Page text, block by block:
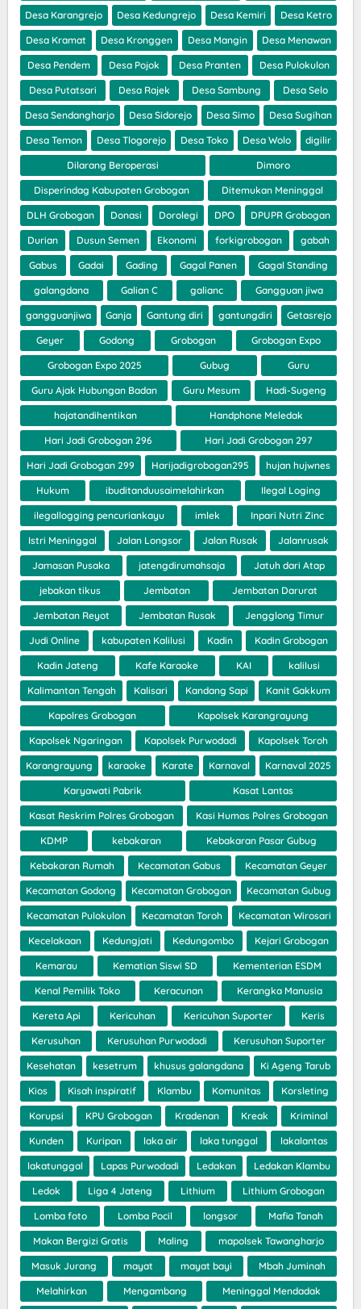
Desa Karangrejo Desa Kedungrejo Desa Kemiri Desa Ketro
Desa Kramat Desa Kronggen Desa Mangin Desa Menawan
Desa Pendem Desa Pojok Desa Pranten Desa Pulokulon
Desa Putatsari Desa Rajek Desa Sambung Desa Selo
Desa Sendangharjo Desa Sidorejo Desa Simo Desa Sugihan
Desa Temon Desa Tlogorejo Desa Toko Desa Wolo digilir
Dilarang Beroperasi Dimoro
Disperindag Kabupaten Grobogan Ditemukan Meninggal
DLH Grobogan Donasi Dorolegi DPO DPUPR Grobogan
Durian Dusun Semen Ekonomi forkigrobogan gabah
Gabus Gadai Gading Gagal Panen Gagal Standing
galangdana Galian C galianc Gangguan jiwa
gangguanjiwa Ganja Gantung diri gantungdiri Getasrejo
Geyer Godong Grobogan Grobogan Expo
Grobogan Expo 2025 Gubug Guru
Guru Ajak Hubungan Badan Guru Mesum Hadi-Sugeng
hajatandihentikan Handphone Meledak
Hari Jadi Grobogan 296 Hari Jadi Grobogan 297
Hari Jadi Grobogan 299 Harijadigrobogan295 hujan hujwnes
Hukum ibuditanduusaimelahirkan Ilegal Loging
ilegallogging pencuriankayu imlek Inpari Nutri Zinc
Istri Meninggal Jalan Longsor Jalan Rusak Jalanrusak
Jamasan Pusaka jatengdirumahsaja Jatuh dari Atap
jebakan tikus Jembatan Jembatan Darurat
Jembatan Reyot Jembatan Rusak Jengglong Timur
Judi Online kabupaten Kalilusi Kadin Kadin Grobogan
Kadin Jateng Kafe Karaoke KAI kalilusi
Kalimantan Tengah Kalisari Kandang Sapi Kanit Gakkum
Kapolres Grobogan Kapolsek Karangrayung
Kapolsek Ngaringan Kapolsek Purwodadi Kapolsek Toroh
Karangrayung karaoke Karate Karnaval Karnaval 2025
Karyawati Pabrik Kasat Lantas
Kasat Reskrim Polres Grobogan Kasi Humas Polres Grobogan
KDMP kebakaran Kebakaran Pasar Gubug
Kebakaran Rumah Kecamatan Gabus Kecamatan Geyer
Kecamatan Godong Kecamatan Grobogan Kecamatan Gubug
Kecamatan Pulokulon Kecamatan Toroh Kecamatan Wirosari
Kecelakaan Kedungjati Kedungombo Kejari Grobogan
Kemarau Kematian Siswi SD Kementerian ESDM
Kenal Pemilik Toko Keracunan Kerangka Manusia
Kereta Api Kericuhan Kericuhan Suporter Keris
Kerusuhan Kerusuhan Purwodadi Kerusuhan Suporter
Kesehatan kesetrum khusus galangdana Ki Ageng Tarub
Kios Kisah inspiratif Klambu Komunitas Korsleting
Korupsi KPU Grobogan Kradenan Kreak Kriminal
Kunden Kuripan laka air laka tunggal lakalantas
lakatunggal Lapas Purwodadi Ledakan Ledakan Klambu
Ledok Liga 4 Jateng Lithium Lithium Grobogan
Lomba foto Lomba Pocil longsor Mafia Tanah
Makan Bergizi Gratis Maling mapolsek Tawangharjo
Masuk Jurang mayat mayat bayi Mbah Juminah
Melahirkan Mengambang Meninggal Mendadak